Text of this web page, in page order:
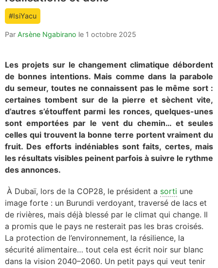
count
#IsiYacu
Par Arsène Ngabirano le 1 octobre 2025
Les projets sur le changement climatique débordent
de bonnes intentions. Mais comme dans la parabole
du semeur, toutes ne connaissent pas le même sort :
certaines tombent sur de la pierre et sèchent vite,
d’autres s’étouffent parmi les ronces, quelques-unes
sont emportées par le vent du chemin… et seules
celles qui trouvent la bonne terre portent vraiment du
fruit. Des efforts indéniables sont faits, certes, mais
les résultats visibles peinent parfois à suivre le rythme
des annonces.
À Dubaï, lors de la COP28, le président a sorti une
image forte : un Burundi verdoyant, traversé de lacs et
de rivières, mais déjà blessé par le climat qui change. Il
a promis que le pays ne resterait pas les bras croisés.
La protection de l’environnement, la résilience, la
sécurité alimentaire… tout cela est écrit noir sur blanc
dans la vision 2040–2060. Un petit pays qui veut tenir